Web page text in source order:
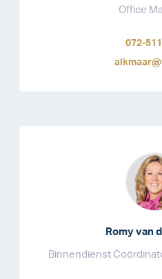
Office
072-
Romy van
Binnendienst